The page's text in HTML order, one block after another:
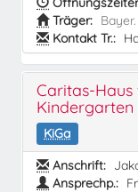
Träger:
Kontakt Tr.:
Caritas-Haus
Kindergarten
KiGa
Anschrift:
Ansprechp.: